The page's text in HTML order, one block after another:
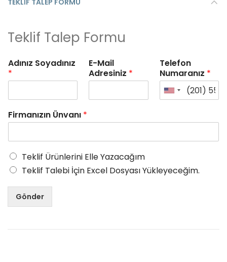
TEKLIF TALEP FORMU
Teklif Talep Formu
Adınız Soyadınız
*
E-Mail
Adresiniz *
Telefon
Numaranız *
Firmanızın Ünvanı *
Teklif Ürünlerini Elle Yazacağım
Teklif Talebi İçin Excel Dosyası Yükleyeceğim.
Gönder